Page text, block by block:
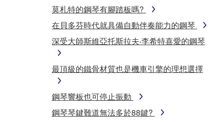
莫札特的鋼琴有腳踏板嗎?
在貝多芬時代就具備自動伴奏能力的鋼琴
深受大師斯維亞托斯拉夫‧李希特喜愛的鋼琴
最頂級的鐵骨材質也是機車引擎的理想選擇
鋼琴響板也可停止振動
鋼琴琴鍵難道無法多於88鍵?